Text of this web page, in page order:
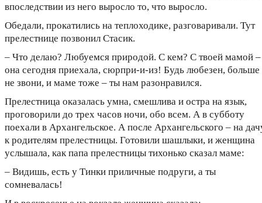
впоследствии из него выросло то, что выросло.
Обедали, прокатились на теплоходике, разговаривали. Тут
прелестнице позвонил Стасик.
– Что делаю? Любуемся природой. С кем? С твоей мамой –
она сегодня приехала, сюрпри-и-из! Будь любезен, больше
не звони, и маме тоже – ты нам разонравился.
Прелестница оказалась умна, смешлива и остра на язык,
проговорили до трех часов ночи, обо всем. А в субботу
поехали в Архангельское. А после Архангельского – на
к родителям прелестницы. Готовили шашлыки, и женщина
услышала, как папа прелестницы тихонько сказал маме:
– Видишь, есть у Тинки приличные подруги, а ты
сомневалась!